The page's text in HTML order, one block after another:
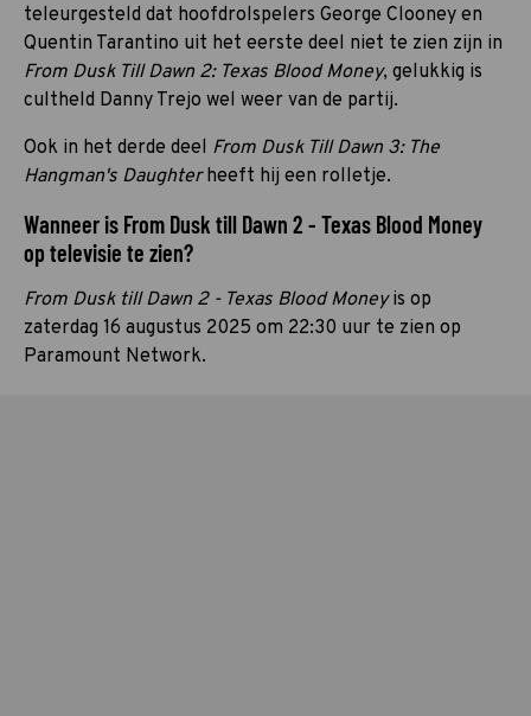
teleurgesteld dat hoofdrolspelers George Clooney en
Quentin Tarantino uit het eerste deel niet te zien zijn in
From Dusk Till Dawn 2: Texas Blood Money, gelukkig is
cultheld Danny Trejo wel weer van de partij.
Ook in het derde deel From Dusk Till Dawn 3: The
Hangman's Daughterheeft hij een rolletje.
Wanneer is From Dusk till Dawn 2 - Texas Blood Money
op televisie te zien?
From Dusk till Dawn 2 - Texas Blood Moneyis op
zaterdag 16 augustus 2025 om 22:30 uur te zien op
Paramount Network.